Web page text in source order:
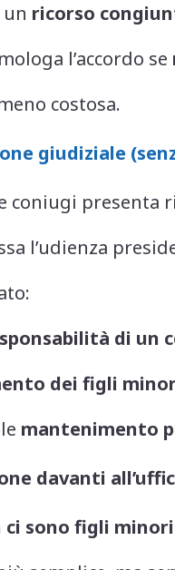
ricorso
l’accordo se
costosa.
giudiziale
coniugi presenta
l’udienza
di un
dei figli
mantenimento
davanti
ci sono figli